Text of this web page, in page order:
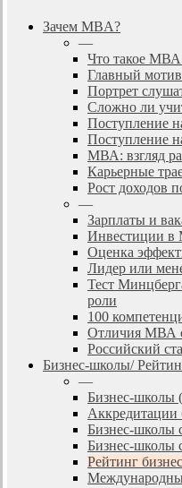
search
Menu
Зачем MBA?
—
Что такое МВА
Главный
Портрет
Сложно ли
Поступление
Поступление
МВА: взгляд
Карьерные
Рост доходов
—
Зарплаты и
Инвестиции в
Оценка
Лидер или
Тест
роли
100
Отличия МВА
Российский
Бизнес-школы/
—
Бизнес-школы
Аккредитации
Бизнес-школы
Бизнес-школы
Рейтинг